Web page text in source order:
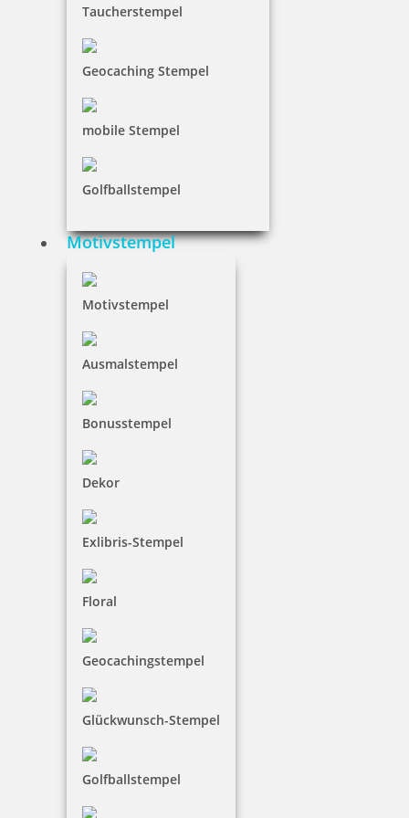
Taucherstempel
Geocaching Stempel
mobile Stempel
Golfballstempel
Motivstempel
Motivstempel
Ausmalstempel
Bonusstempel
Dekor
Exlibris-Stempel
Floral
Geocachingstempel
Glückwunsch-Stempel
Golfballstempel